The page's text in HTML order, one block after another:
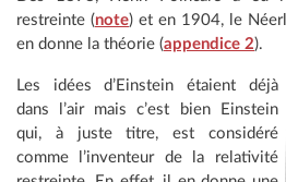
restreinte (note) et en 1904, le
en donne la théorie (appendice 2).
Les idées d’Einstein étaient déjà
dans l’air mais c’est bien Einstein
qui, à juste titre, est considéré
comme l’inventeur de la relativité